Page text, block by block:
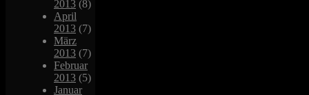
2013 (8)
April
2013 (7)
März
2013 (7)
Februar
2013 (5)
Januar